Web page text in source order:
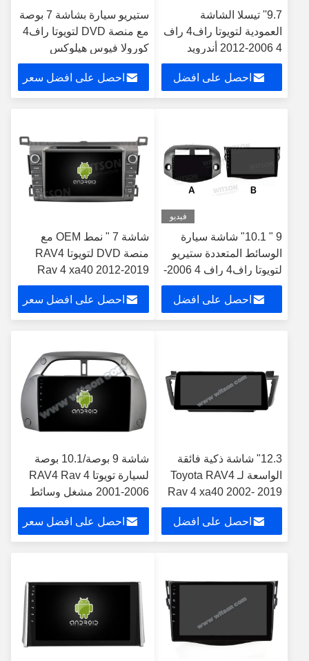
9.7'' تيسلا الشاشة
العمودية لتويوتا راف4 راف
4 2006-2012 أندرويد
سيارة مشغل الوسائط
المتعددةاحصل على افضل
ستيريو سيارة بشاشة 7 بوصة
مع منصة DVD لتويوتا راف4
كورولا فيوس هيلوكس
تيريوس لاند كروزر 100 فانزا
فورتشنر برادو رن إكس
احصل على افضل سعر
فيديو
9 " 10.1" شاشة سيارة
الوسائط المتعددة ستيريو
لتويوتا راف4 راف 4 2006-
2012 جي بي إس CarPlay
Playerاحصل على افضل
شاشة 7 " نمط OEM مع
منصة DVD لتويوتا RAV4
Rav 4 xa40 2012-2019
أندرويد سيارة ستيريو
احصل على افضل سعر
12.3" شاشة ذكية فائقة
الواسعة لـ Toyota RAV4
Rav 4 xa40 2002- 2019
مشغل ستيريو سيارات
احصل على افضل
شاشة 9 بوصة/10.1 بوصة
لسيارة تويوتا RAV4 Rav 4
2001-2006 مشغل وسائط
متعددة ستيريو ونظام تحديد
المواقع CarPlayاحصل على افضل سعر